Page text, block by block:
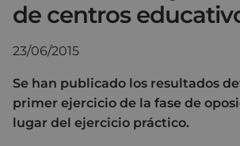
de centros
23/06/2015
Se han publicado los resultados
primer ejercicio de la fase de
lugar del ejercicio práctico.